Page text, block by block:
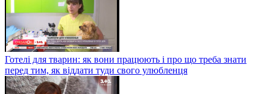
Готелі для тварин: як вони працюють і про що треба знати
перед тим, як віддати туди свого улюбленця